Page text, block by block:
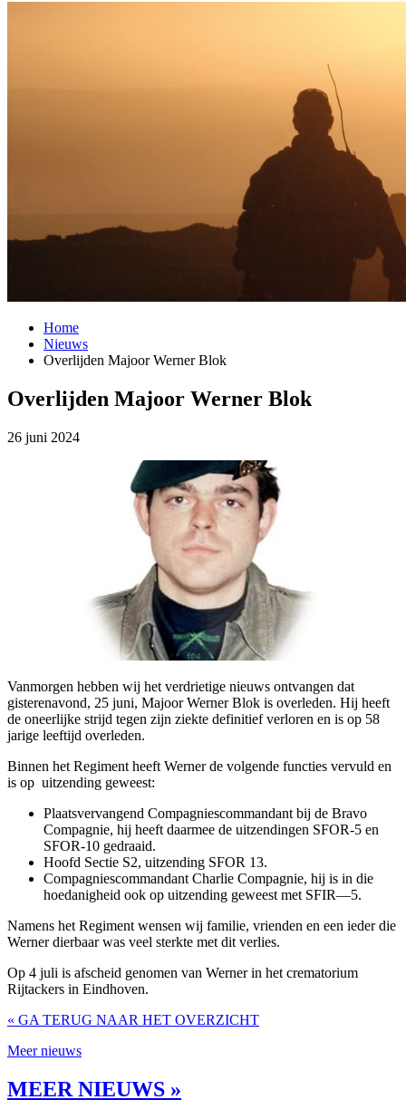
Home
Nieuws
Overlijden Majoor Werner Blok
Overlijden Majoor Werner Blok
26 juni 2024
Vanmorgen hebben wij het verdrietige nieuws ontvangen dat
gisterenavond, 25 juni, Majoor Werner Blok is overleden. Hij heeft
de oneerlijke strijd tegen zijn ziekte definitief verloren en is op 58
jarige leeftijd overleden.
Binnen het Regiment heeft Werner de volgende functies vervuld en
is op uitzending geweest:
Plaatsvervangend Compagniescommandant bij de Bravo
Compagnie, hij heeft daarmee de uitzendingen SFOR-5 en
SFOR-10 gedraaid.
Hoofd Sectie S2, uitzending SFOR 13.
Compagniescommandant Charlie Compagnie, hij is in die
hoedanigheid ook op uitzending geweest met SFIR—5.
Namens het Regiment wensen wij familie, vrienden en een ieder die
Werner dierbaar was veel sterkte met dit verlies.
Op 4 juli is afscheid genomen van Werner in het crematorium
Rijtackers in Eindhoven.
« GA TERUG NAAR HET OVERZICHT
Meer nieuws
MEER NIEUWS »